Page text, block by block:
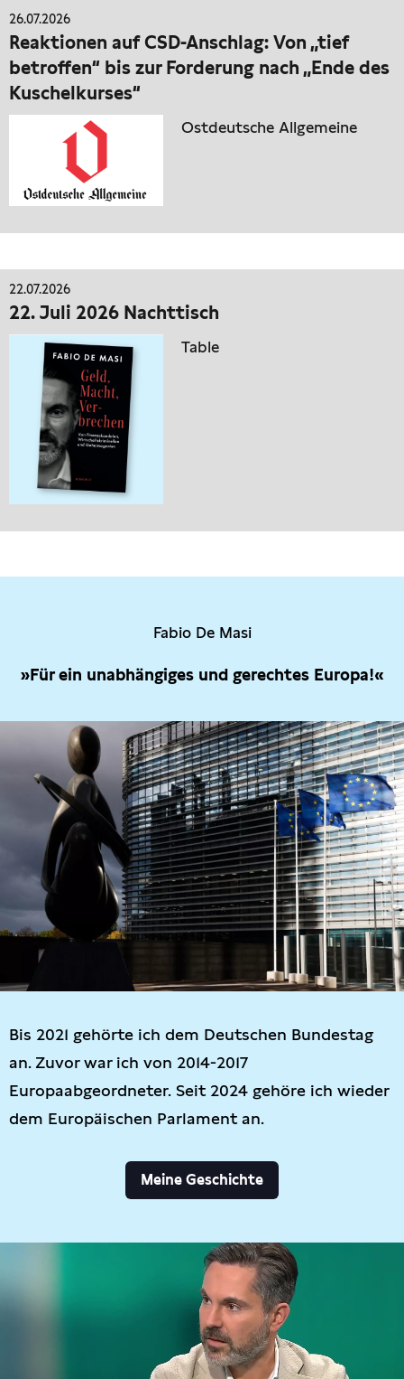
26.07.2026
Reaktionen auf CSD-Anschlag: Von „tief
betroffen“ bis zur Forderung nach „Ende des
Kuschelkurses“
Ostdeutsche Allgemeine
22.07.2026
22. Juli 2026 Nachttisch
Table
Fabio De Masi
»Für ein unabhängiges und gerechtes Europa!«
Bis 2021 gehörte ich dem Deutschen Bundestag
an. Zuvor war ich von 2014-2017
Europaabgeordneter. Seit 2024 gehöre ich wieder
dem Europäischen Parlament an.
Meine Geschichte